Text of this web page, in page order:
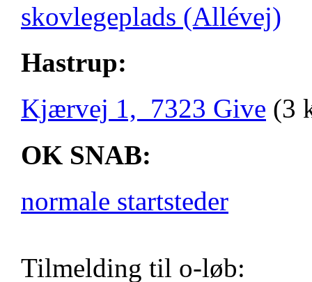
skovlegeplads (Allévej)
Hastrup:
Kjærvej 1, 7323 Give (3
OK SNAB:
normale startsteder
Tilmelding til o-løb: